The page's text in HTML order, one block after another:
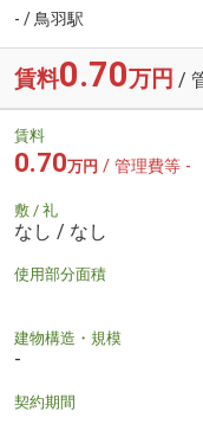
- / 鳥羽駅
賃料0.70万円 /
賃料
0.70万円 / 管理費等 -
敷 / 礼
なし / なし
使用部分面積
建物構造・規模
-
契約期間